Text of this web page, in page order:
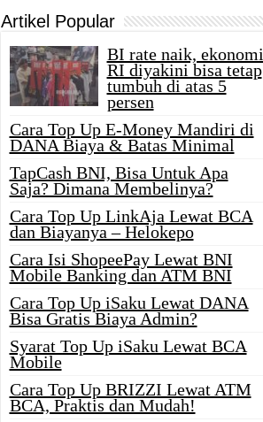
Artikel Popular
BI rate naik, ekonomi
RI diyakini bisa tetap
tumbuh di atas 5
persen
Cara Top Up E-Money Mandiri di
DANA Biaya & Batas Minimal
TapCash BNI, Bisa Untuk Apa
Saja? Dimana Membelinya?
Cara Top Up LinkAja Lewat BCA
dan Biayanya – Helokepo
Cara Isi ShopeePay Lewat BNI
Mobile Banking dan ATM BNI
Cara Top Up iSaku Lewat DANA
Bisa Gratis Biaya Admin?
Syarat Top Up iSaku Lewat BCA
Mobile
Cara Top Up BRIZZI Lewat ATM
BCA, Praktis dan Mudah!